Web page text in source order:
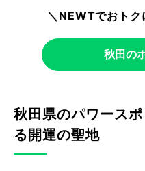
＼NEWTでおト
秋田の
秋田県のパワース
る開運の聖地